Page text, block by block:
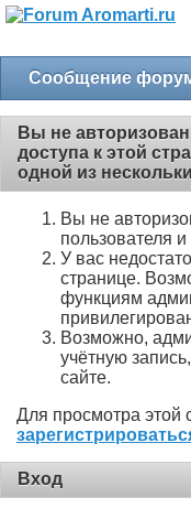
Сообщение
Вы не
доступа к этой
одной из
Вы не
пользователя
У вас
странице.
функциям
Возможно,
учётную
сайте.
Для просмотра этой
Вход